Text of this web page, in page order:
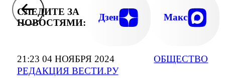
21:23 04 НОЯБРЯ 2024
РЕДАКЦИЯ ВЕСТИ.РУ
ОБЩЕСТВО
СЛЕДИТЕ ЗА
НОВОСТЯМИ:
Дзен Макс